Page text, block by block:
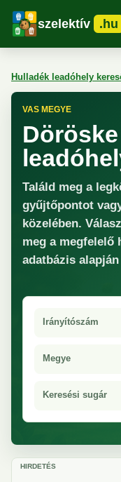
szelektív .hu
Hulladék leadóhely
VAS MEGYE
Találd meg a
gyűjtőpontot
közelében.
meg a megfelelő
adatbázis
Irányítószám
Megye
Keresési sugár
HIRDETÉS